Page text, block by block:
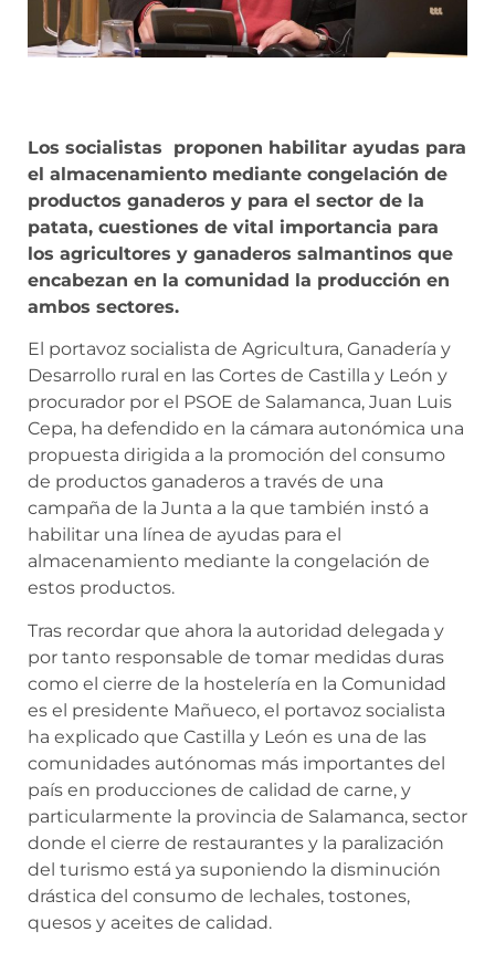
Los socialistas proponen habilitar ayudas para
el almacenamiento mediante congelación de
productos ganaderos y para el sector de la
patata, cuestiones de vital importancia para
los agricultores y ganaderos salmantinos que
encabezan en la comunidad la producción en
ambos sectores.
El portavoz socialista de Agricultura, Ganadería y
Desarrollo rural en las Cortes de Castilla y León y
procurador por el PSOE de Salamanca, Juan Luis
Cepa, ha defendido en la cámara autonómica una
propuesta dirigida a la promoción del consumo
de productos ganaderos a través de una
campaña de la Junta a la que también instó a
habilitar una línea de ayudas para el
almacenamiento mediante la congelación de
estos productos.
Tras recordar que ahora la autoridad delegada y
por tanto responsable de tomar medidas duras
como el cierre de la hostelería en la Comunidad
es el presidente Mañueco, el portavoz socialista
ha explicado que Castilla y León es una de las
comunidades autónomas más importantes del
país en producciones de calidad de carne, y
particularmente la provincia de Salamanca, sector
donde el cierre de restaurantes y la paralización
del turismo está ya suponiendo la disminución
drástica del consumo de lechales, tostones,
quesos y aceites de calidad.